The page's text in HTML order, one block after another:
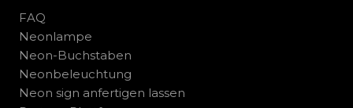
FAQ
Neonlampe
Neon-Buchstaben
Neonbeleuchtung
Neon sign anfertigen lassen